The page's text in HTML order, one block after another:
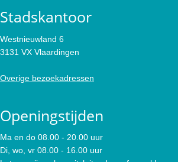
Stadskantoor
Westnieuwland 6
3131 VX Vlaardingen
Overige bezoekadressen
Openingstijden
Ma en do 08.00 - 20.00 uur
Di, wo, vr 08.00 - 16.00 uur